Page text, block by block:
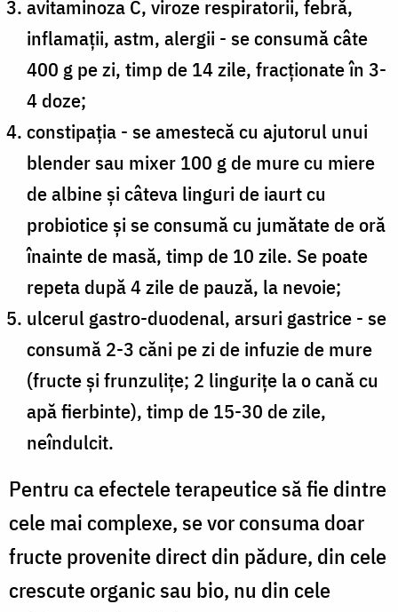
avitaminoza C, viroze respiratorii, febră,
inflamații, astm, alergii - se consumă câte
400 g pe zi, timp de 14 zile, fracționate în 3-
4 doze;
constipația - se amestecă cu ajutorul unui
blender sau mixer 100 g de mure cu miere
de albine și câteva linguri de iaurt cu
probiotice și se consumă cu jumătate de oră
înainte de masă, timp de 10 zile. Se poate
repeta după 4 zile de pauză, la nevoie;
ulcerul gastro-duodenal, arsuri gastrice - se
consumă 2-3 căni pe zi de infuzie de mure
(fructe și frunzulițe; 2 lingurițe la o cană cu
apă fierbinte), timp de 15-30 de zile,
neîndulcit.
Pentru ca efectele terapeutice să fie dintre
cele mai complexe, se vor consuma doar
fructe provenite direct din pădure, din cele
crescute organic sau bio, nu din cele